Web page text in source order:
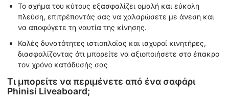
Το σχήμα του κύτους εξασφαλίζει ομαλή και εύκολη
πλεύση, επιτρέποντάς σας να χαλαρώσετε με άνεση και
να αποφύγετε τη ναυτία της κίνησης.
Καλές δυνατότητες ιστιοπλοΐας και ισχυροί κινητήρες,
διασφαλίζοντας ότι μπορείτε να αξιοποιήσετε στο έπακρο
τον χρόνο κατάδυσής σας
Τι μπορείτε να περιμένετε από ένα σαφάρι
Phinisi Liveaboard;